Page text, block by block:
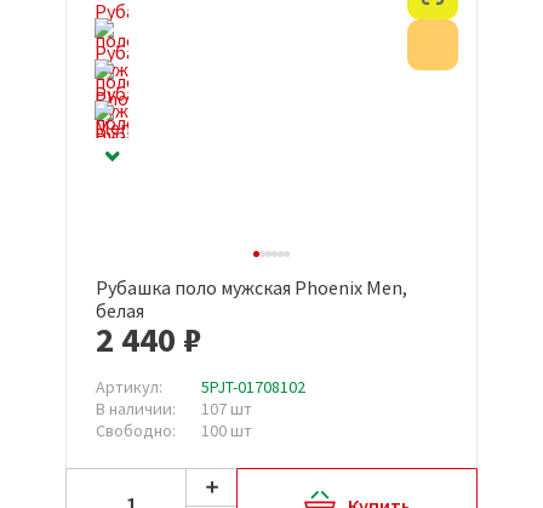
Рубашка поло мужская Phoenix Men,
белая
2 440 ₽
Артикул:
5PJT-01708102
В наличии:
107 шт
Свободно:
100 шт